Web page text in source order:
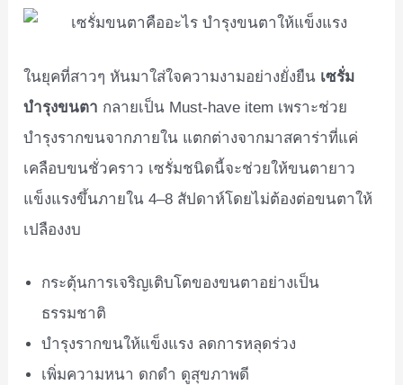
ในยุคที่สาวๆ หันมาใส่ใจความงามอย่างยั่งยืน เซรั่ม
บำรุงขนตา กลายเป็น Must-have item เพราะช่วย
บำรุงรากขนจากภายใน แตกต่างจากมาสคาร่าที่แค่
เคลือบขนชั่วคราว เซรั่มชนิดนี้จะช่วยให้ขนตายาว
แข็งแรงขึ้นภายใน 4–8 สัปดาห์โดยไม่ต้องต่อขนตาให้
เปลืองงบ
กระตุ้นการเจริญเติบโตของขนตาอย่างเป็น
ธรรมชาติ
บำรุงรากขนให้แข็งแรง ลดการหลุดร่วง
เพิ่มความหนา ดกดำ ดูสุขภาพดี